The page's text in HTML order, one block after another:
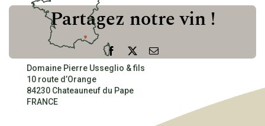
EXPERTISE
OUR WINES
Partagez notre vin !
Facebook
Email
Domaine Pierre Usseglio & fils
10 route d’Orange
84230 Chateauneuf du Pape
FRANCE